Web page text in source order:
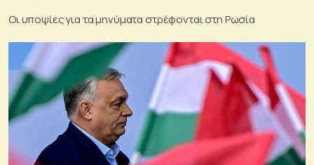
Οι υποψίες για τα μηνύματα στρέφονται στη Ρωσία